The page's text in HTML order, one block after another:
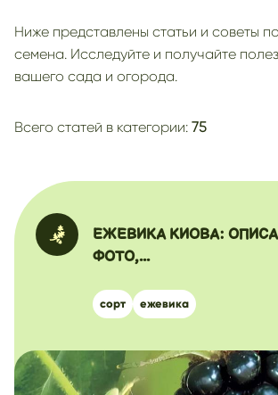
Ниже представлены статьи и советы
семена. Исследуйте и получайте
вашего сада и огорода.
Всего статей в категории: 75
картофель с белой мякотью
красный картофель
картофель с желтой мякотью
голубика для подмосковья
сладкая голубикаЕЖЕВИКА КИОВА:
ФОТО,...
сорт ежевика